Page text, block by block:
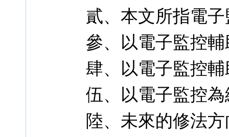
貳、本文所指電
參、以電子監控
肆、以電子監控
伍、以電子監控
陸、未來的修法方